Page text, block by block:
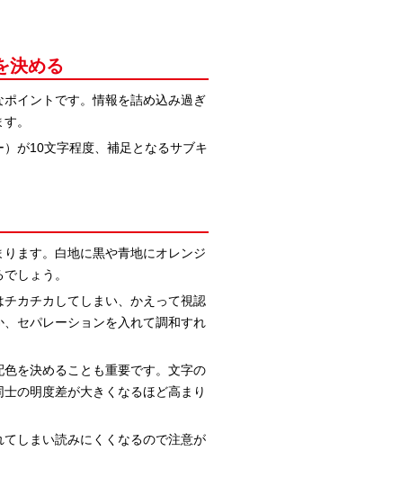
決める
イントです。情報を詰め込み過ぎ
。
が10文字程度、補足となるサブキ
ます。白地に黒や青地にオレンジ
しょう。
カチカしてしまい、かえって視認
セパレーションを入れて調和すれ
を決めることも重要です。文字の
の明度差が大きくなるほど高まり
しまい読みにくくなるので注意が